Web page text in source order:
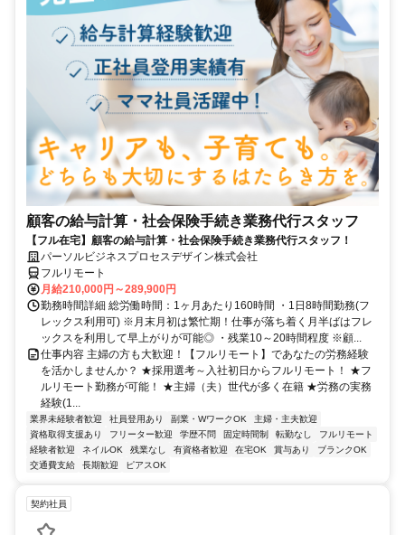
顧客の給与計算・社会保険手続き業務代行スタッフ
【フル在宅】顧客の給与計算・社会保険手続き業務代行スタッフ！
パーソルビジネスプロセスデザイン株式会社
フルリモート
月給210,000円～289,900円
勤務時間詳細 総労働時間：1ヶ月あたり160時間 ・1日8時間勤務(フ
レックス利用可) ※月末月初は繁忙期！仕事が落ち着く月半ばはフレ
ックスを利用して早上がりが可能◎ ・残業10～20時間程度 ※顧...
仕事内容 主婦の方も大歓迎！【フルリモート】であなたの労務経験
を活かしませんか？ ★採用選考～入社初日からフルリモート！ ★フ
ルリモート勤務が可能！ ★主婦（夫）世代が多く在籍 ★労務の実務
経験(1...
業界未経験者歓迎 社員登用あり 副業・WワークOK
主婦・主夫歓迎
資格取得支援あり
フリーター歓迎 学歴不問 固定時間制 転勤なし
フルリモート
経験者歓迎
ネイルOK 残業なし 有資格者歓迎 在宅OK 賞与あり
ブランクOK
交通費支給
長期歓迎 ピアスOK
契約社員